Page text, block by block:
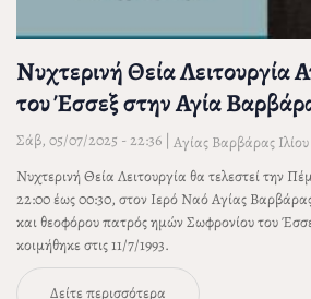
Νυχτερινή Θεία Λειτουργία
του Έσσεξ στην Αγία
Σάβ, 05/07/2025 - 22:36 Αγίας Βαρβάρας Ιλίου
Νυχτερινή Θεία Λειτουργία θα τελεστεί την
22:00 έως 00:30, στον Ιερό Ναό Αγίας
και θεοφόρου πατρός ημών Σωφρονίου του
κοιμήθηκε στις 11/7/1993.
Δείτε περισσότερα